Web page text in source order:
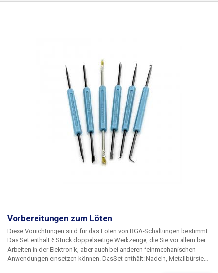
kommen. Geeignet für die Arbeit unter dem Mikroskop. Material:
Vorbereitungen zum Löten
Diese Vorrichtungen sind für das Löten von BGA-Schaltungen bestimmt.
Das Set enthält 6 Stück doppelseitige Werkzeuge, die Sie vor allem bei
Arbeiten in der Elektronik, aber auch bei anderen feinmechanischen
Anwendungen einsetzen können. DasSet enthält: Nadeln, Metallbürsten,